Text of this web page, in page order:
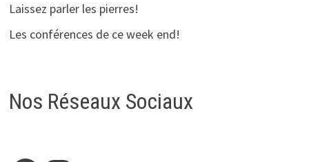
Laissez parler les pierres!
Les conférences de ce week end!
Nos Réseaux Sociaux